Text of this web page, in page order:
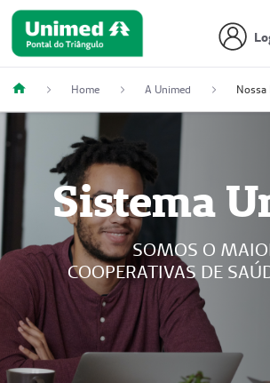
Home A Unimed
Sistema
SOMOS O
COOPERATIVAS DE